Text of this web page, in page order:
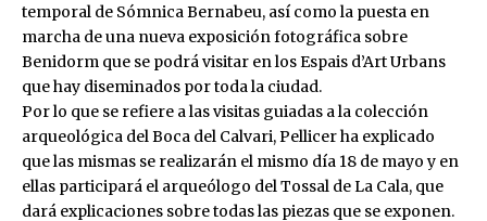
temporal de Sómnica Bernabeu, así como la puesta en
marcha de una nueva exposición fotográfica sobre
Benidorm que se podrá visitar en los Espais d’Art Urbans
que hay diseminados por toda la ciudad.
Por lo que se refiere a las visitas guiadas a la colección
arqueológica del Boca del Calvari, Pellicer ha explicado
que las mismas se realizarán el mismo día 18 de mayo y en
ellas participará el arqueólogo del Tossal de La Cala, que
dará explicaciones sobre todas las piezas que se exponen.